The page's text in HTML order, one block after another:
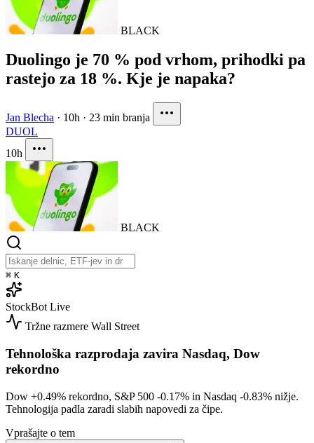
BLACK
Duolingo je 70 % pod vrhom, prihodki pa
rastejo za 18 %. Kje je napaka?
Jan Blecha · 10h · 23 min branja
DUOL
10h
BLACK
⌘ K
StockBot Live
Tržne razmere Wall Street
Tehnološka razprodaja zavira Nasdaq, Dow
rekordno
Dow +0.49% rekordno, S&P 500 -0.17% in Nasdaq -0.83% nižje.
Tehnologija padla zaradi slabih napovedi za čipe.
Vprašajte o tem